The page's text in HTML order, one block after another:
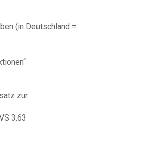
(in Deutschland =
zur
3.63